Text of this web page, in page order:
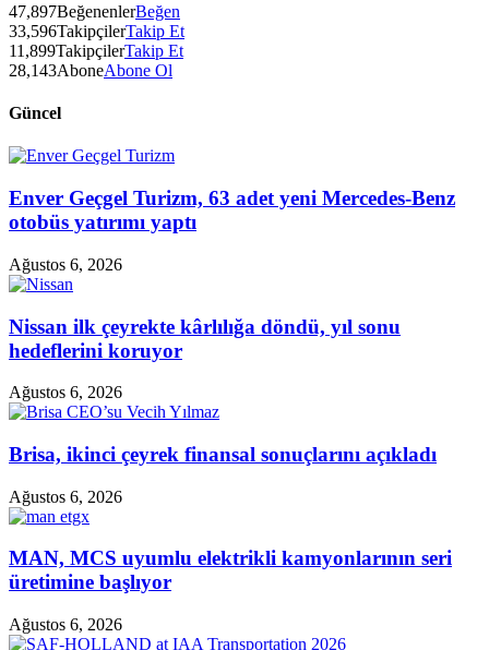
47,897BeğenenlerBeğen
33,596TakipçilerTakip Et
11,899TakipçilerTakip Et
28,143AboneAbone Ol
Güncel
Enver Geçgel Turizm, 63 adet yeni Mercedes-Benz
otobüs yatırımı yaptı
Ağustos 6, 2026
Nissan ilk çeyrekte kârlılığa döndü, yıl sonu
hedeflerini koruyor
Ağustos 6, 2026
Brisa, ikinci çeyrek finansal sonuçlarını açıkladı
Ağustos 6, 2026
MAN, MCS uyumlu elektrikli kamyonlarının seri
üretimine başlıyor
Ağustos 6, 2026